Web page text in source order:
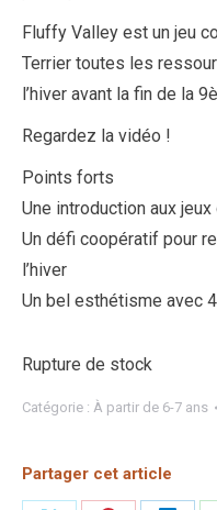
Fluffy Valley est un jeu
Terrier toutes les
l’hiver avant la fin de la
Regardez la vidéo !
Points forts
Une introduction aux
Un défi coopératif pour
l’hiver
Un bel esthétisme avec
Rupture de stock
Catégorie : À partir de 6-7 ans
Partager cet article